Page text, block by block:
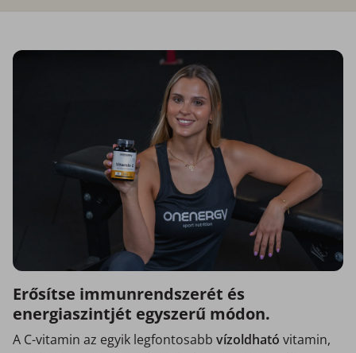
Erősítse immunrendszerét és
energiaszintjét egyszerű módon.
A C-vitamin az egyik legfontosabb vízoldható vitamin,